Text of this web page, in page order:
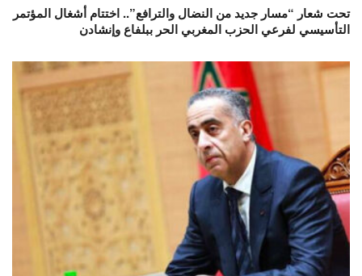
تحت شعار “مسار جديد من النضال والترافع”.. اختتام أشغال المؤتمر
التأسيسي لفرعي الحزب المغربي الحر ببلفاع وإنشادن